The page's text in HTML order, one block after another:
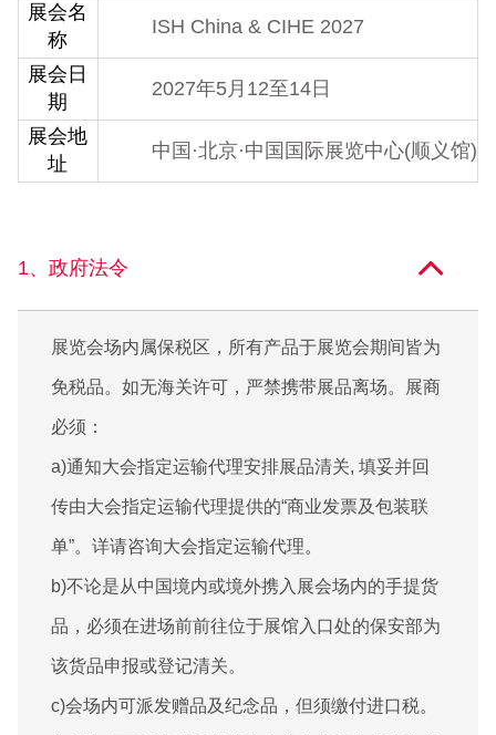
展会名
称
ISH China & CIHE 2027
展会日
期
2027年5月12至14日
展会地
址
中国·北京·中国国际展览中心(顺义馆)
1、政府法令
展览会场内属保税区，所有产品于展览会期间皆为
免税品。如无海关许可，严禁携带展品离场。展商
必须：
a)通知大会指定运输代理安排展品清关, 填妥并回
传由大会指定运输代理提供的“商业发票及包装联
单”。详请咨询大会指定运输代理。
b)不论是从中国境内或境外携入展会场内的手提货
品，必须在进场前前往位于展馆入口处的保安部为
该货品申报或登记清关。
c)会场内可派发赠品及纪念品，但须缴付进口税。